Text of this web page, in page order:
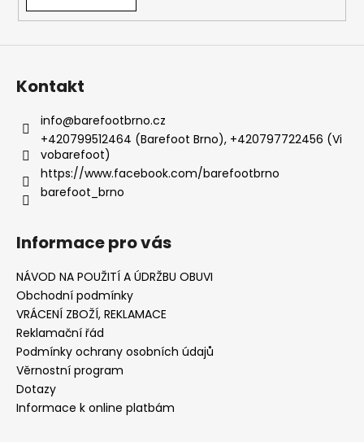
Kontakt
info@barefootbrno.cz
+420799512464 (Barefoot Brno), +420797722456 (Vi
vobarefoot)
https://www.facebook.com/barefootbrno
barefoot_brno
Informace pro vás
NÁVOD NA POUŽITÍ A ÚDRŽBU OBUVI
Obchodní podmínky
VRÁCENÍ ZBOŽÍ, REKLAMACE
Reklamační řád
Podmínky ochrany osobních údajů
Věrnostní program
Dotazy
Informace k online platbám